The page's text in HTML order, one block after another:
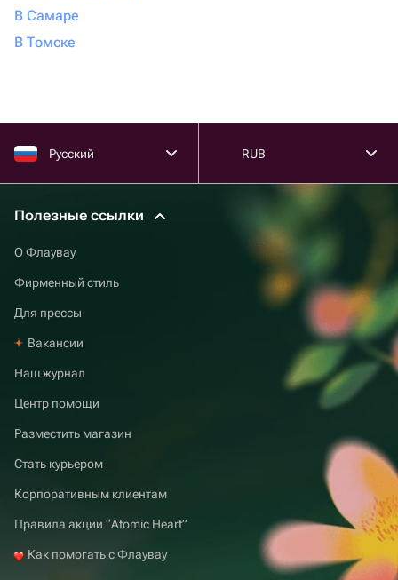
В Самаре
В Томске
Русский RUB
Полезные ссылки
О Флаувау
Фирменный стиль
Для прессы
Вакансии
Наш журнал
Центр помощи
Разместить магазин
Стать курьером
Корпоративным клиентам
Правила акции “Atomic Heart”
Как помогать с Флаувау